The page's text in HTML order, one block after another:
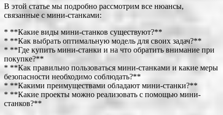
В этой статье мы подробно рассмотрим все нюансы,
связанные с мини-станками:
* **Какие виды мини-станков существуют?**
* **Как выбрать оптимальную модель для своих задач?**
* **Где купить мини-станки и на что обратить внимание при
покупке?**
* **Как правильно пользоваться мини-станками и какие меры
безопасности необходимо соблюдать?**
* **Какими преимуществами обладают мини-станки?**
* **Какие проекты можно реализовать с помощью мини-
станков?**